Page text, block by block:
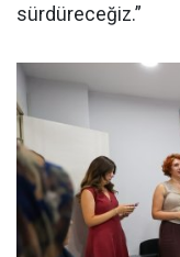
sürdüreceğiz.”